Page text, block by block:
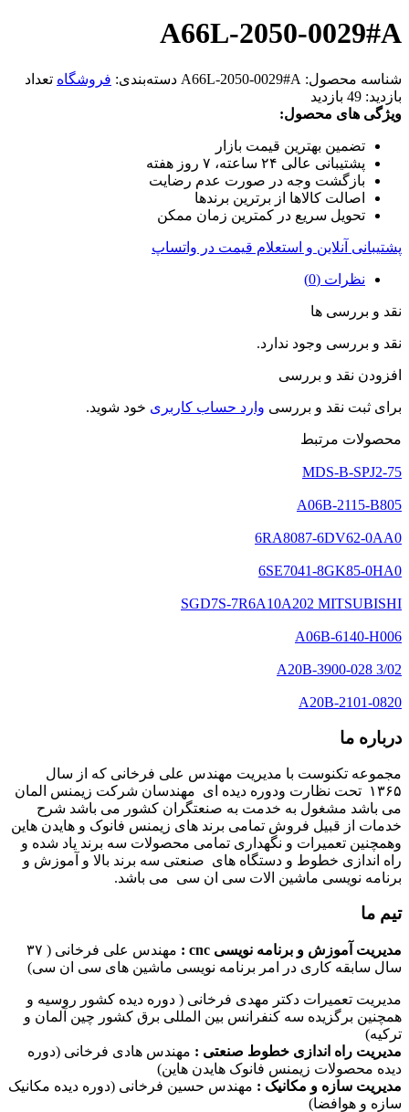
A66L-2050-0029#A
شناسه محصول: A66L-2050-0029#A دسته‌بندی: فروشگاه تعداد
بازدید: 49 بازدید
ویژگی های محصول:
تضمین بهترین قیمت بازار
پشتیبانی عالی ۲۴ ساعته، ۷ روز هفته
بازگشت وجه در صورت عدم رضایت
اصالت کالاها از برترین برندها
تحویل سریع در کمترین زمان ممکن
پشتیبانی آنلاین و استعلام قیمت در واتساپ
نظرات (0)
نقد و بررسی ها
نقد و بررسی وجود ندارد.
افزودن نقد و بررسی
برای ثبت نقد و بررسی وارد حساب کاربری خود شوید.
محصولات مرتبط
MDS-B-SPJ2-75
A06B-2115-B805
6RA8087-6DV62-0AA0
6SE7041-8GK85-0HA0
SGD7S-7R6A10A202 MITSUBISHI
A06B-6140-H006
A20B-3900-028 3/02
A20B-2101-0820
درباره ما
مجموعه تکنوست با مدیریت مهندس علی فرخانی که از سال
۱۳۶۵ تحت نظارت ودوره دیده ای مهندسان شرکت زیمنس المان
می باشد مشغول به خدمت به صنعتگران کشور می باشد شرح
خدمات از قبیل فروش تمامی برند های زیمنس فانوک و هایدن هاین
وهمچنین تعمیرات و نگهداری تمامی محصولات سه برند یاد شده و
راه اندازی خطوط و دستگاه های صنعتی سه برند بالا و آموزش و
برنامه نویسی ماشین الات سی ان سی می باشد.
تیم ما
مدیریت آموزش و برنامه نویسی cnc :
مهندس علی فرخانی ( ۳۷
سال سابقه کاری در امر برنامه نویسی ماشین های سی ان سی)
مدیریت تعمیرات دکتر مهدی فرخانی ( دوره دیده کشور روسیه و
همچنین برگزیده سه کنفرانس بین المللی برق کشور چین آلمان و
ترکیه)
مدیریت راه اندازی خطوط صنعتی : مهندس هادی فرخانی (دوره
دیده محصولات زیمنس فانوک هایدن هاین)
مدیریت سازه و مکانیک : مهندس حسین فرخانی (دوره دیده مکانیک
سازه و هوافضا)